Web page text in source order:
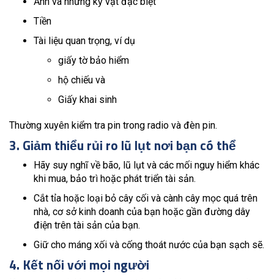
Tiền
Tài liệu quan trọng, ví dụ
giấy tờ bảo hiểm
hộ chiếu và
Giấy khai sinh
Thường xuyên kiểm tra pin trong radio và đèn pin.
3. Giảm thiểu rủi ro lũ lụt nơi bạn có thể
Hãy suy nghĩ về bão, lũ lụt và các mối nguy hiểm khác
khi mua, bảo trì hoặc phát triển tài sản.
Cắt tỉa hoặc loại bỏ cây cối và cành cây mọc quá trên
nhà, cơ sở kinh doanh của bạn hoặc gần đường dây
điện trên tài sản của bạn.
Giữ cho máng xối và cống thoát nước của bạn sạch sẽ.
4. Kết nối với mọi người